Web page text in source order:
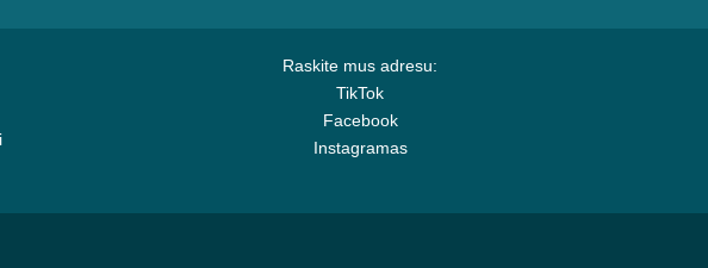
Raskite mus adresu:
TikTok
Facebook
Instagramas